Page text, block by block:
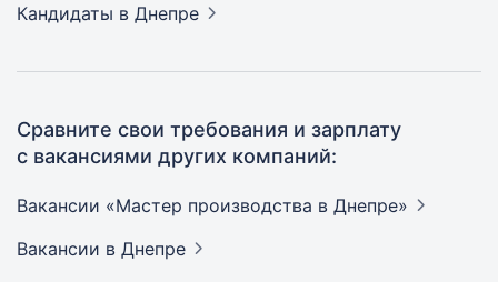
Кандидаты в Днепре
Сравните свои требования и зарплату
с вакансиями других компаний:
Вакансии «Мастер производства в Днепре»
Вакансии в Днепре